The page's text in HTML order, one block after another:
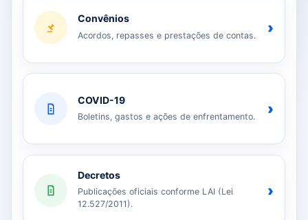
Convênios
Acordos, repasses e prestações de contas. ›
COVID-19
Boletins, gastos e ações de enfrentamento. ›
Decretos
Publicações oficiais conforme LAI (Lei
12.527/2011).
›